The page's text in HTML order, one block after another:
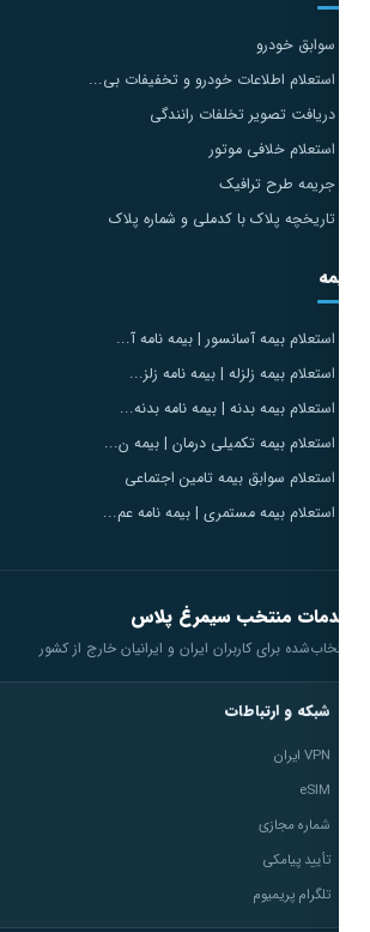
سوابق خودرو
استعلام اطلاعات خودرو و تخفیفات بی...
دریافت تصویر تخلفات رانندگی
استعلام خلافی موتور
جریمه طرح ترافیک
تاریخچه پلاک با کدملی و شماره پلاک
استعلام بیمه آسانسور | بیمه نامه آ...
استعلام بیمه زلزله | بیمه نامه زلز...
استعلام بیمه بدنه | بیمه نامه بدنه...
استعلام بیمه تکمیلی درمان | بیمه ن...
استعلام سوابق بیمه تامین اجتماعی
استعلام بیمه مستمری | بیمه نامه عم...
منتخب سیمرغ پلاس
برای کاربران ایران و ایرانیان خارج از کشور
شبکه و ارتباطات
شماره مجازی
تأیید پیامکی
تلگرام پریمیوم